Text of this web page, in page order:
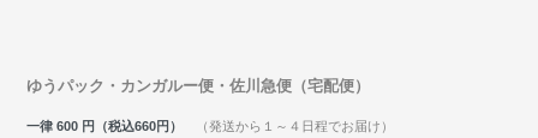
ゆうパック・カンガルー便・佐川急便（宅配便）
一律 600 円（税込660円）
（発送から１～４日程でお届け）